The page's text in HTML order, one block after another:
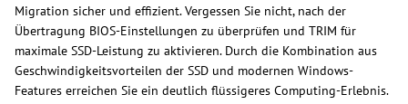
Migration sicher und effizient. Vergessen Sie nicht, nach der
Übertragung BIOS-Einstellungen zu überprüfen und TRIM für
maximale SSD-Leistung zu aktivieren. Durch die Kombination aus
Geschwindigkeitsvorteilen der SSD und modernen Windows-
Features erreichen Sie ein deutlich flüssigeres Computing-Erlebnis.